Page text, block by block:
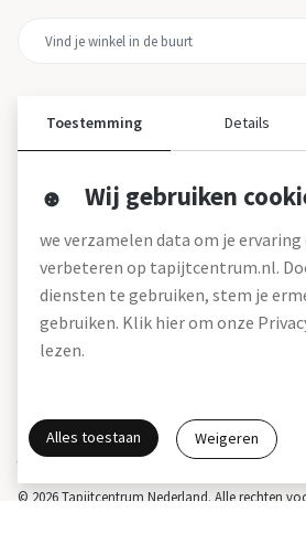
Over tapijtcentrum
Werken bij
Montageservice
Blog
© 2026 Tapijtcentrum Nederland. Alle rechten
Actie- en betalingsvoorwaarden * Disclaimer
Gratis
Toestemming Details
Wij gebruiken
we verzamelen data om je
verbeteren op tapijtcentrum.nl.
diensten te gebruiken, stem je
gebruiken. Klik hier om onze
lezen.
Alles toestaan Weigeren